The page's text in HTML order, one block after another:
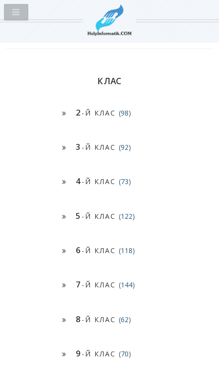
КЛАС
2 -Й КЛАС (98)
3 -Й КЛАС (92)
4-Й КЛАС (73)
5 -Й КЛАС (122)
6 -Й КЛАС (118)
7 -Й КЛАС (144)
8 -Й КЛАС (62)
9 -Й КЛАС (70)